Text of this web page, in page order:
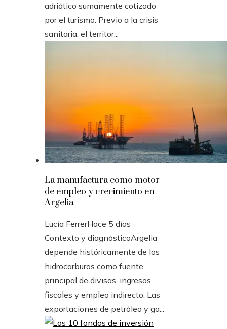
adriático sumamente cotizado
por el turismo. Previo a la crisis
sanitaria, el territor...
La manufactura como motor
de empleo y crecimiento en
Argelia
Lucía FerrerHace 5 días
Contexto y diagnósticoArgelia
depende históricamente de los
hidrocarburos como fuente
principal de divisas, ingresos
fiscales y empleo indirecto. Las
exportaciones de petróleo y ga...